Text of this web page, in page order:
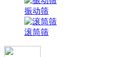
振动筛
滚筒筛